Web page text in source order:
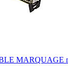
MARQUAGE